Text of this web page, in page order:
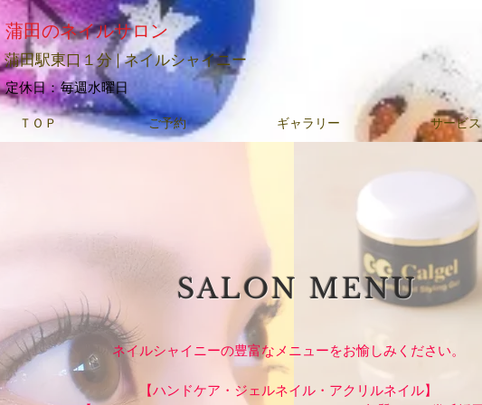
​蒲田のネイルサロン
蒲田駅東口１分 | ネイルシャイニー
​定休日：毎週水曜日
ＴＯＰ ご予約 ギャラリー サービス
SALON MENU
ネイルシャイニーの豊富なメニューをお愉しみください。
【ハンドケア・ジェルネイル・アクリルネイル】